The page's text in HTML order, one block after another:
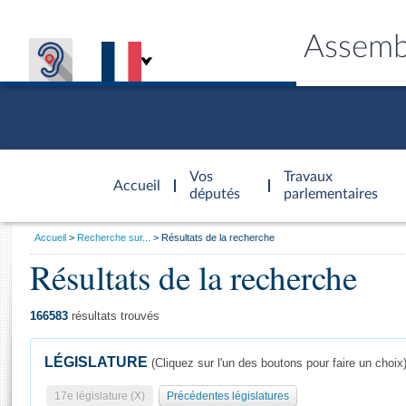
Accueil
d'accueil
Vos
députés
Travaux
parlementaires
Général
Vous
Accueil Recherche sur... Résultats de la recherche
Résultats de la recherche
166583 résultats trouvés
LÉGISLATURE (Cliquez sur l'un des boutons pour faire un choix)
17e législature (X) Précédentes législatures